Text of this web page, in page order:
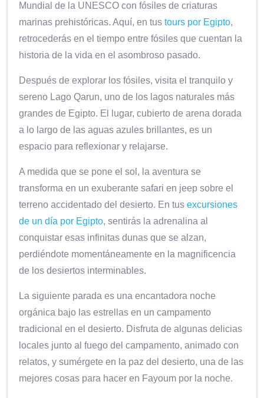
Mundial de la UNESCO con fósiles de criaturas
marinas prehistóricas. Aquí, en tustours por Egipto,
retrocederás en el tiempo entre fósiles que cuentan la
historia de la vida en el asombroso pasado.
Después de explorar los fósiles, visita el tranquilo y
sereno Lago Qarun, uno de los lagos naturales más
grandes de Egipto. El lugar, cubierto de arena dorada
a lo largo de las aguas azules brillantes, es un
espacio para reflexionar y relajarse.
A medida que se pone el sol, la aventura se
transforma en un exuberante safari en jeep sobre el
terreno accidentado del desierto. En tusexcursiones
de un día por Egipto, sentirás la adrenalina al
conquistar esas infinitas dunas que se alzan,
perdiéndote momentáneamente en la magnificencia
de los desiertos interminables.
La siguiente parada es una encantadora noche
orgánica bajo las estrellas en un campamento
tradicional en el desierto. Disfruta de algunas delicias
locales junto al fuego del campamento, animado con
relatos, y sumérgete en la paz del desierto, una de las
mejores cosas para hacer en Fayoum por la noche.